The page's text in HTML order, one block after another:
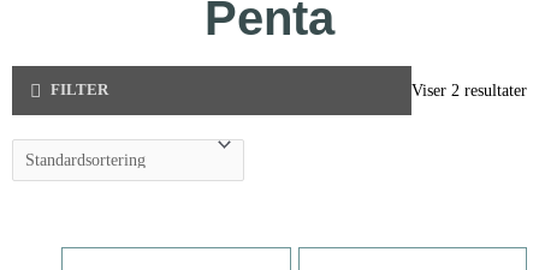
Penta
FILTER Viser 2 resultater